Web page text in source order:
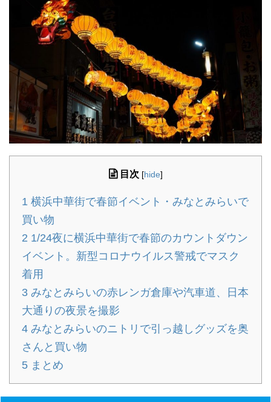
目次 [hide]
1 横浜中華街で春節イベント・みなとみらいで
買い物
2 1/24夜に横浜中華街で春節のカウントダウン
イベント。新型コロナウイルス警戒でマスク
着用
3 みなとみらいの赤レンガ倉庫や汽車道、日本
大通りの夜景を撮影
4 みなとみらいのニトリで引っ越しグッズを奥
さんと買い物
5 まとめ